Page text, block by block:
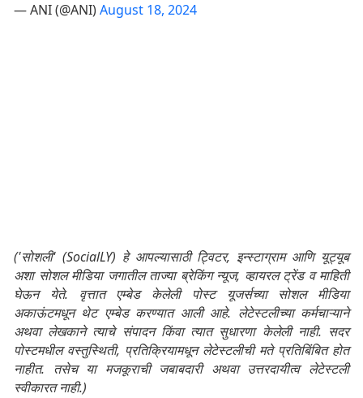
— ANI (@ANI)August 18, 2024
('सोशली' (SocialLY) हे आपल्यासाठी ट्विटर, इन्स्टाग्राम आणि यूट्यूब
अशा सोशल मीडिया जगातील ताज्या ब्रेकिंग न्यूज, व्हायरल ट्रेंड व माहिती
घेऊन येते. वृत्तात एम्बेड केलेली पोस्ट यूजर्सच्या सोशल मीडिया
अकाऊंटमधून थेट एम्बेड करण्यात आली आहे. लेटेस्टलीच्या कर्मचाऱ्याने
अथवा लेखकाने त्याचे संपादन किंवा त्यात सुधारणा केलेली नाही. सदर
पोस्टमधील वस्तुस्थिती, प्रतिक्रियामधून लेटेस्टलीची मते प्रतिबिंबित होत
नाहीत. तसेच या मजकूराची जबाबदारी अथवा उत्तरदायीत्व लेटेस्टली
स्वीकारत नाही.)